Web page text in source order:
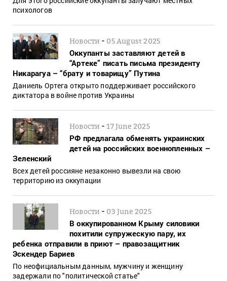
психологов
Новости - 05 August 2025
Оккупанты заставляют детей в
“Артеке” писать письма президенту
Никарагуа – “брату и товарищу” Путина
Даниель Ортега открыто поддерживает российского
диктатора в войне против Украины
Новости -17 June 2025
РФ предлагала обменять украинских
детей на российских военнопленных –
Зеленский
Всех детей россияне незаконно вывезли на свою
территорию из оккупации
Новости - 03 June 2025
В оккупированном Крыму силовики
похитили супружескую пару, их
ребенка отправили в приют – правозащитник
Эскендер Бариев
По неофициальным данным, мужчину и женщину
задержали по "политической статье"